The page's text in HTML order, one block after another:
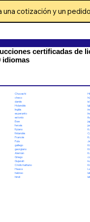
una cotización y un
certificadas de
idiomas
Chuvashi
checo
danés
Holandés
Inglés
esperanto
estonio
Ewe
feroés
fiyiano
finlandés
Francés
Fula
gallego
georgiano
Alemán
Griego
Gujarati
Criollo haitiano
Hausa
hebreo
hindi